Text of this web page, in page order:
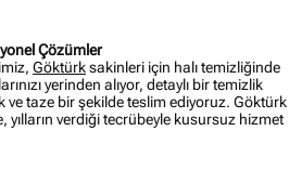
Çözümler
Göktürksakinleri için halı temizliğinde
yerinden alıyor, detaylı bir temizlik
ve taze bir şekilde teslim ediyoruz. Göktürk
verdiği tecrübeyle kusursuz hizmet